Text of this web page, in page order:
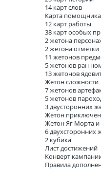
14 карт слов
Карта помощника
12 карт работы
38 карт особых
2 жетона
2 жетона
11 жетонов
5 жетонов ран
13 жетонов
Жетон сложности
7 жетонов
5 жетонов
3 двусторонних
Жетон
Жетон Яг Морта и
6 двухсторонних
2 кубика
Лист достижений
Конверт
Правила